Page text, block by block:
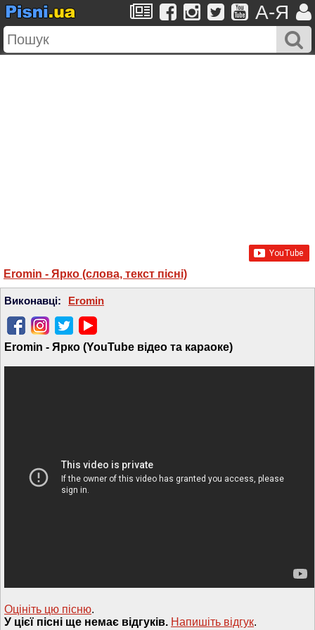
A-Я
Eromin - Ярко (слова, текст пісні)
Виконавці: Eromin
Eromin - Ярко (YouTube відео та караоке)
Оцініть цю пісню.
У цієї пісні ще немає відгуків. Напишiть вiдгук.